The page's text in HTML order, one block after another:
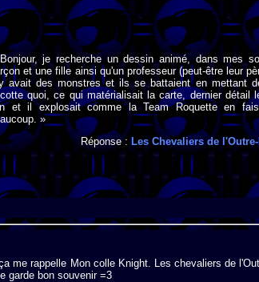
je recherche un dessin animé, dans mes
et une fille ainsi qu'un professeur (peut-être leur
avait des monstres et ils se battaient en mettant
quoi, ce qui matérialisait la carte, dernier détail
et il explosait comme la Team Roquette en
»
Réponse : Les Chevaliers de
me rappelle Mon colle Knight. Les chevaliers de
garde bon souvenir =3